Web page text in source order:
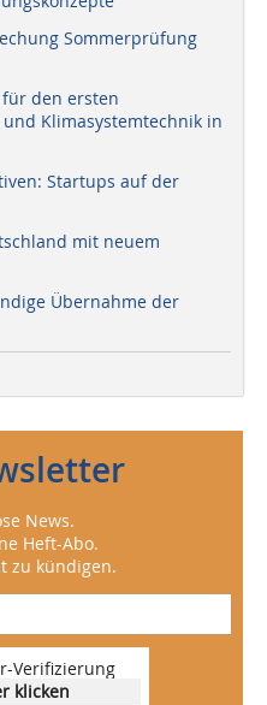
Sommerprüfung
den ersten
Klimasystemtechnik in
Startups auf der
mit neuem
Übernahme der
News.
Heft-Abo.
zu kündigen.
Verifizierung
klicken